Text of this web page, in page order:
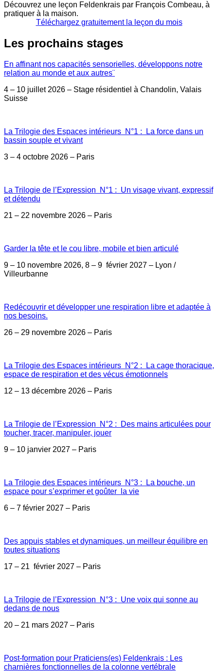
Découvrez une leçon Feldenkrais par François Combeau, à
pratiquer à la maison.
Téléchargez gratuitement la leçon du mois
Les prochains stages
En affinant nos capacités sensorielles, développons notre
relation au monde et aux autres¨
4 – 10 juillet 2026 – Stage résidentiel à Chandolin, Valais
Suisse
La Trilogie des Espaces intérieurs N°1 : La force dans un
bassin souple et vivant
3 – 4 octobre 2026 – Paris
La Trilogie de l’Expression N°1 : Un visage vivant, expressif
et détendu
21 – 22 novembre 2026 – Paris
Garder la tête et le cou libre, mobile et bien articulé
9 – 10 novembre 2026, 8 – 9 février 2027 – Lyon /
Villeurbanne
Redécouvrir et développer une respiration libre et adaptée à
nos besoins.
26 – 29 novembre 2026 – Paris
La Trilogie des Espaces intérieurs N°2 : La cage thoracique,
espace de respiration et des vécus émotionnels
12 – 13 décembre 2026 – Paris
La Trilogie de l’Expression N°2 : Des mains articulées pour
toucher, tracer, manipuler, jouer
9 – 10 janvier 2027 – Paris
La Trilogie des Espaces intérieurs N°3 : La bouche, un
espace pour s’exprimer et goûter la vie
6 – 7 février 2027 – Paris
Des appuis stables et dynamiques, un meilleur équilibre en
toutes situations
17 – 21 février 2027 – Paris
La Trilogie de l’Expression N°3 : Une voix qui sonne au
dedans de nous
20 – 21 mars 2027 – Paris
Post-formation pour Praticiens(es) Feldenkrais : Les
charnières fonctionnelles de la colonne vertébrale